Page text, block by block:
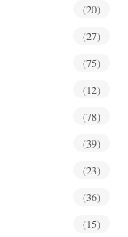
(20)
(27)
(75)
(12)
(78)
(39)
(23)
(36)
(15)